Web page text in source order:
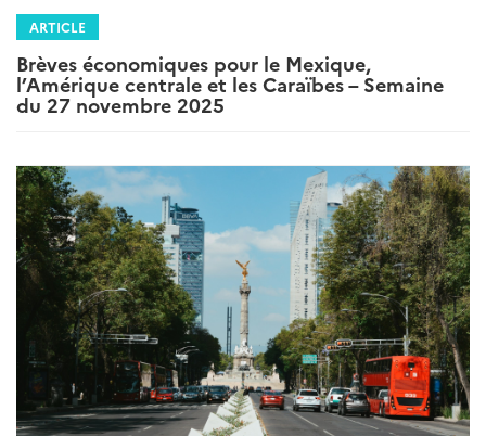
ARTICLE
Brèves économiques pour le Mexique,
l’Amérique centrale et les Caraïbes – Semaine
du 27 novembre 2025